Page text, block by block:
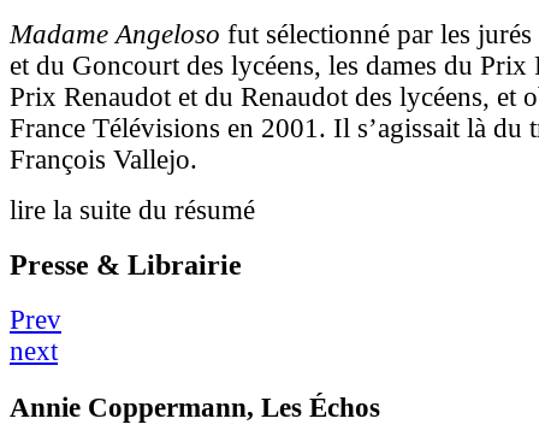
Madame Angeloso fut sélectionné par les
et du Goncourt des lycéens, les dames du
Prix Renaudot et du Renaudot des lycéens, et
France Télévisions en 2001. Il s’agissait là du
François Vallejo.
lire la suite du résumé
Presse & Librairie
Prev
next
Annie Coppermann, Les Échos